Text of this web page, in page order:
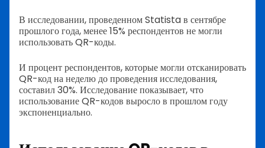
В исследовании, проведенном Statista в сентябре
прошлого года, менее 15% респондентов не могли
использовать QR-коды.
И процент респондентов, которые могли отсканировать
QR-код на неделю до проведения исследования,
составил 30%. Исследование показывает, что
использование QR-кодов выросло в прошлом году
экспоненциально.